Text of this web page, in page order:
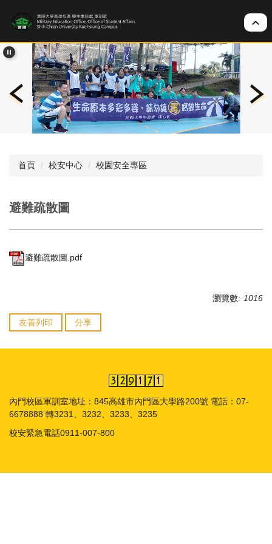
到
要
內
首頁 校安中心 校園安全專區
避難疏散圖
避難疏散圖.pdf
瀏覽數: 1016
友善列印 分享
內門校區軍訓室地址：845高雄市內門區大學路200號 電話：07-
6678888 轉3231、3232、3233、3235
校安緊急電話0911-007-800